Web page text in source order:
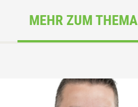
MEHR ZUM THEMA